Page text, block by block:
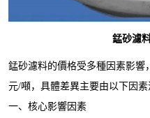
錳砂濾
錳砂濾料的價格受多種因素影響
元/噸，具體差異主要由以下因素
一、核心影響因素